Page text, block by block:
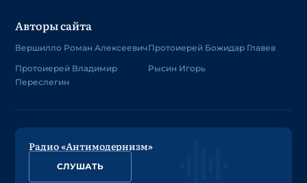
Авторы сайта
Вершилло Роман Алексеевич
Протоиерей Владимир
Переслегин
Протоиерей Божидар Главев
Рысин Игорь
Радио «Антимодернизм»
СЛУШАТЬ